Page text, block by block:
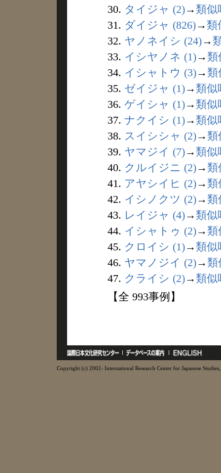
30. タイジャ (2)→ 類似
31. ダイジャ (826)→ 類
32. ヤノネイシ (24)→
33. イシヤノネ (1)→ 類
34. イシャトウ (3)→ 類
35. ゼイジャ (1)→ 類似
36. ゲイシャ (1)→ 類似
37. ナクイシ (1)→ 類似
38. スイシシャ (2)→ 類
39. ヤマジイ (7)→ 類似
40. クルイジニ (2)→ 類
41. アヤシイヒ (2)→ 類
42. イシノクツ (2)→ 類
43. レイジャ (4)→ 類似
44. イシャトゥ (2)→ 類
45. クロイシ (1)→ 類似
46. ヤマノジイ (2)→ 類
47. クライシ (2)→ 類似
【全 993事例】
Copyright (c) 2002- International Research Center for Japanese